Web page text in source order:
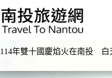
114年雙十國慶焰火在南投 白